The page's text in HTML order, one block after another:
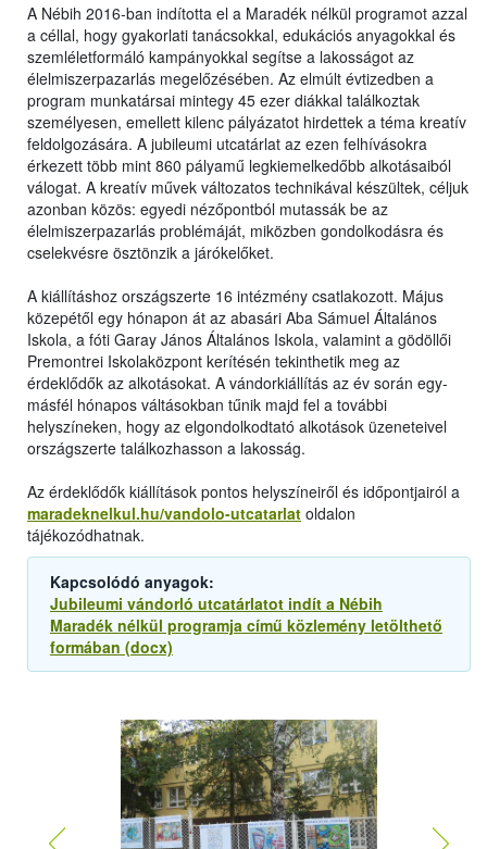
A Nébih 2016-ban indította el a Maradék nélkül programot azzal
a céllal, hogy gyakorlati tanácsokkal, edukációs anyagokkal és
szemléletformáló kampányokkal segítse a lakosságot az
élelmiszerpazarlás megelőzésében. Az elmúlt évtizedben a
program munkatársai mintegy 45 ezer diákkal találkoztak
személyesen, emellett kilenc pályázatot hirdettek a téma kreatív
feldolgozására. A jubileumi utcatárlat az ezen felhívásokra
érkezett több mint 860 pályamű legkiemelkedőbb alkotásaiból
válogat. A kreatív művek változatos technikával készültek, céljuk
azonban közös: egyedi nézőpontból mutassák be az
élelmiszerpazarlás problémáját, miközben gondolkodásra és
cselekvésre ösztönzik a járókelőket.
A kiállításhoz országszerte 16 intézmény csatlakozott. Május
közepétől egy hónapon át az abasári Aba Sámuel Általános
Iskola, a fóti Garay János Általános Iskola, valamint a gödöllői
Premontrei Iskolaközpont kerítésén tekinthetik meg az
érdeklődők az alkotásokat. A vándorkiállítás az év során egy-
másfél hónapos váltásokban tűnik majd fel a további
helyszíneken, hogy az elgondolkodtató alkotások üzeneteivel
országszerte találkozhasson a lakosság.
Az érdeklődők kiállítások pontos helyszíneiről és időpontjairól a
maradeknelkul.hu/vandolo-utcatarlat oldalon
tájékozódhatnak.
Kapcsolódó anyagok:
Jubileumi vándorló utcatárlatot indít a Nébih
Maradék nélkül programja című közlemény letölthető
formában (docx)